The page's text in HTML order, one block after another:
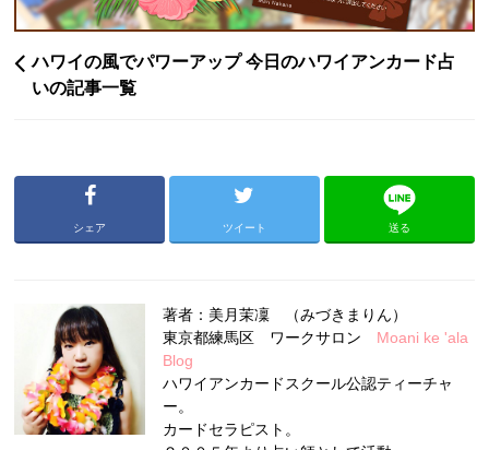
ハワイの風でパワーアップ 今日のハワイアンカード占
いの記事一覧
シェア ツイート 送る
著者：美月茉凜 （みづきまりん）
東京都練馬区 ワークサロン Moani ke 'ala
Blog
ハワイアンカードスクール公認ティーチャ
ー。
カードセラピスト。